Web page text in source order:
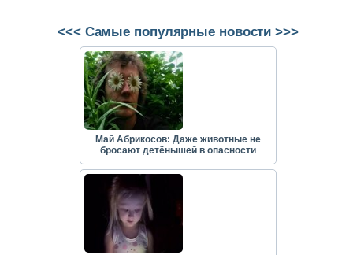
<<< Самые популярные новости >>>
Май Абрикосов: Даже животные не
бросают детёнышей в опасности